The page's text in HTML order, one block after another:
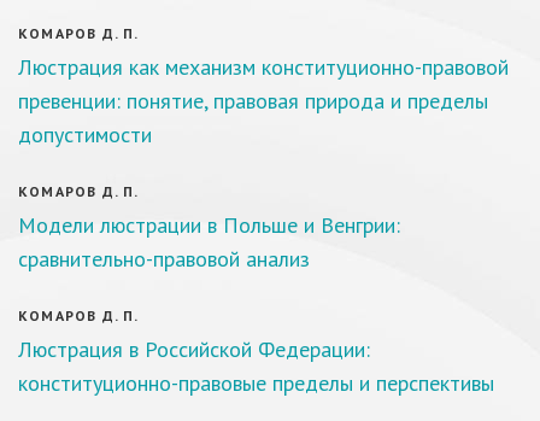
КОМАРОВ Д. П.
Люстрация как механизм конституционно-правовой
превенции: понятие, правовая природа и пределы
допустимости
КОМАРОВ Д. П.
Модели люстрации в Польше и Венгрии:
сравнительно-правовой анализ
КОМАРОВ Д. П.
Люстрация в Российской Федерации:
конституционно-правовые пределы и перспективы